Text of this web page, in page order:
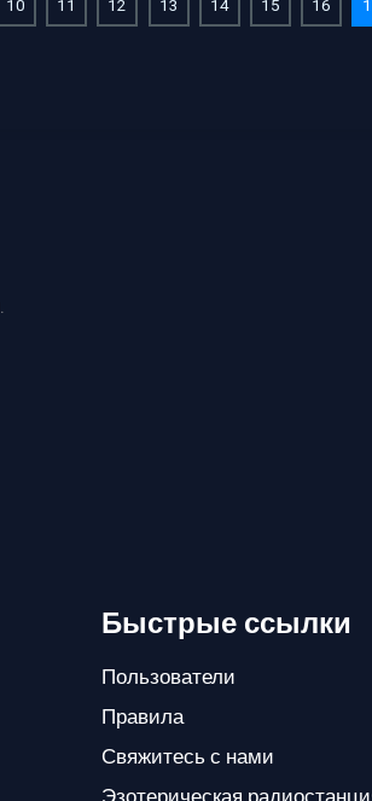
10 11 12 13 14 15 16
.
Быстрые ссылки
Пользователи
Правила
Свяжитесь с нами